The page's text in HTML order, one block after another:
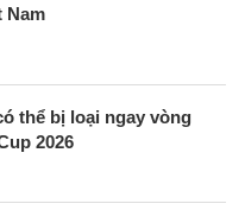
Nam
thể bị loại ngay vòng
2026